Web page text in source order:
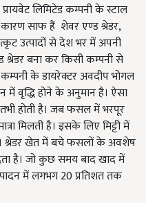
लिमिटेड कम्पनी के स्टाल
साफ हैं शेवर एण्ड श्रेडर,
उत्पादों से देश भर में अपनी
बना कर किसी कम्पनी से
के डायरेक्टर अवदीप भोगल
वृद्धि होने के अनुमान है। ऐसा
होती है। जब फसल में भरपूर
मिलती है। इसके लिए मिट्टी में
है। श्रेडर खेत में बचे फसलों के अवशेष
है। जो कुछ समय बाद खाद में
में लगभग 20 प्रतिशत तक